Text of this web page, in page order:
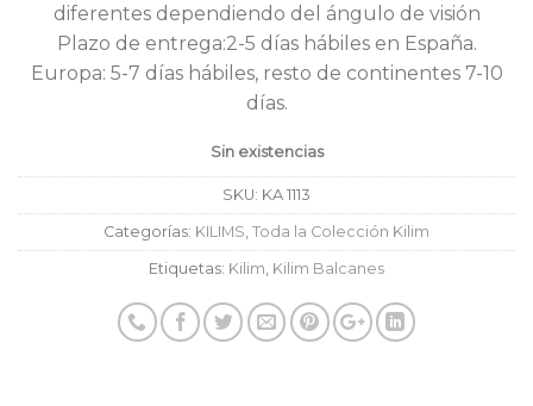
diferentes dependiendo del ángulo de visión
Plazo de entrega:2-5 días hábiles en España.
Europa: 5-7 días hábiles, resto de continentes 7-10
días.
Sin existencias
SKU: KA 1113
Categorías: KILIMS, Toda la Colección Kilim
Etiquetas: Kilim, Kilim Balcanes